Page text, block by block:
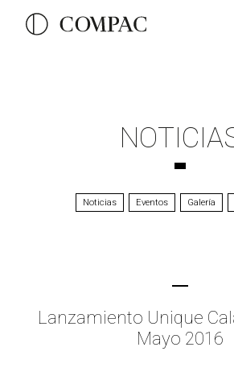
Noticias Eventos Galería
Lanzamiento Unique
Mayo 2016